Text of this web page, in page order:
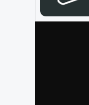
編集ガイドライ